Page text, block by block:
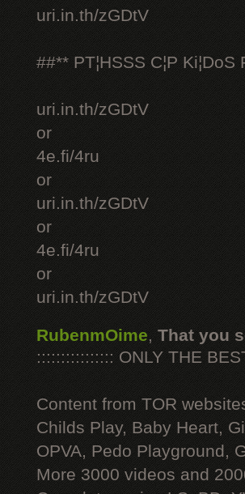
uri.in.th/zGDtV
##** PT¦HSSS C¦P Ki¦DoS
uri.in.th/zGDtV
or
4e.fi/4ru
or
uri.in.th/zGDtV
or
4e.fi/4ru
or
uri.in.th/zGDtV
RubenmOime, That you
:::::::::::::::: ONLY THE
Content from TOR
Childs Play, Baby Heart,
OPVA, Pedo Playground,
More 3000 videos and